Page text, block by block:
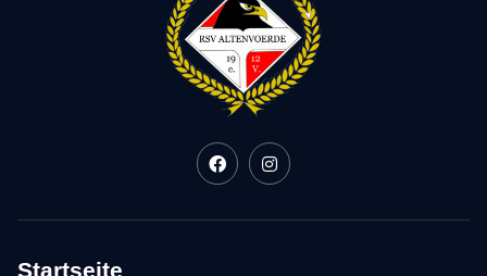
Startseite